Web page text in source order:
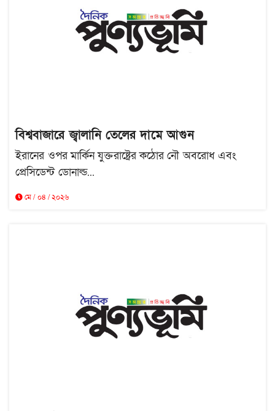
বিশ্ববাজারে জ্বালানি তেলের দামে আগুন
ইরানের ওপর মার্কিন যুক্তরাষ্ট্রের কঠোর নৌ অবরোধ এবং
প্রেসিডেন্ট ডোনাল্ড...
মে / ০৪ / ২০২৬